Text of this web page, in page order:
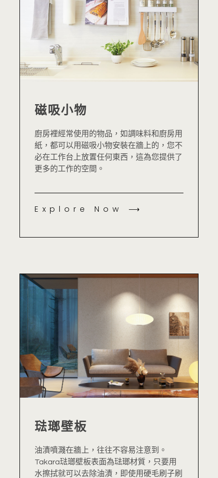
磁吸小物
廚房裡經常使用的物品，如調味料和廚房用
紙，都可以用磁吸小物安裝在牆上的，您不
必在工作台上放置任何東西，這為您提供了
更多的工作的空間。
Explore Now ⟶
琺瑯壁板
油漬噴濺在牆上，往往不容易注意到。
Takara琺瑯壁板表面為琺瑯材質，只要用
水擦拭就可以去除油漬，即使用硬毛刷子刷